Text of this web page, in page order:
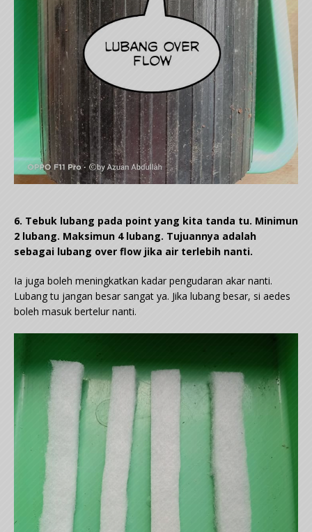
6. Tebuk lubang pada point yang kita tanda tu. Minimun
2 lubang. Maksimun 4 lubang. Tujuannya adalah
sebagai lubang over flow jika air terlebih nanti.
Ia juga boleh meningkatkan kadar pengudaran akar nanti.
Lubang tu jangan besar sangat ya. Jika lubang besar, si aedes
boleh masuk bertelur nanti.